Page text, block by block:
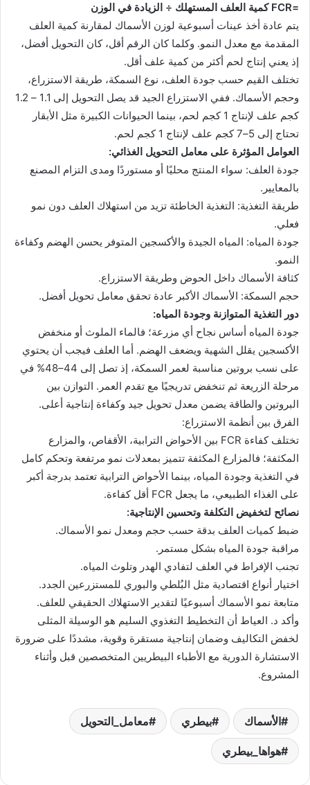
=FCR كمية العلف المستهلك ÷ الزيادة في الوزن
يتم عادة أخذ عينات أسبوعية لوزن الأسماك لمقارنة كمية العلف
المقدمة مع معدل النمو. وكلما كان الرقم أقل، كان التحويل أفضل،
إذ يعني إنتاج لحم أكثر من كمية علف أقل.
تختلف القيم حسب جودة العلف، نوع السمكة، طريقة الاستزراع،
وحجم الأسماك. ففي الاستزراع الجيد قد يصل التحويل إلى 1.1 – 1.2
كجم علف لإنتاج 1 كجم لحم، بينما الحيوانات الكبيرة مثل الأبقار
تحتاج إلى 5–7 كجم علف لإنتاج 1 كجم لحم.
العوامل المؤثرة على معامل التحويل الغذائي:
جودة العلف: سواء المنتج محليًا أو مستوردًا ومدى التزام المصنع
بالمعايير.
طريقة التغذية: التغذية الخاطئة تزيد من استهلاك العلف دون نمو
فعلي.
جودة المياه: المياه الجيدة والأكسجين المتوفر يحسن الهضم وكفاءة
النمو.
كثافة الأسماك داخل الحوض وطريقة الاستزراع.
حجم السمكة: الأسماك الأكبر عادة تحقق معامل تحويل أفضل.
دور التغذية المتوازنة وجودة المياه:
جودة المياه أساس نجاح أي مزرعة؛ فالماء الملوث أو منخفض
الأكسجين يقلل الشهية ويضعف الهضم. أما العلف فيجب أن يحتوي
على نسب بروتين مناسبة لعمر السمكة، إذ تصل إلى 44–48% في
مرحلة الزريعة ثم تنخفض تدريجيًا مع تقدم العمر. التوازن بين
البروتين والطاقة يضمن معدل تحويل جيد وكفاءة إنتاجية أعلى.
الفرق بين أنظمة الاستزراع:
تختلف كفاءة FCR بين الأحواض الترابية، الأقفاص، والمزارع
المكثفة؛ فالمزارع المكثفة تتميز بمعدلات نمو مرتفعة وتحكم كامل
في التغذية وجودة المياه، بينما الأحواض الترابية تعتمد بدرجة أكبر
على الغذاء الطبيعي، ما يجعل FCR أقل كفاءة.
نصائح لتخفيض التكلفة وتحسين الإنتاجية:
ضبط كميات العلف بدقة حسب حجم ومعدل نمو الأسماك.
مراقبة جودة المياه بشكل مستمر.
تجنب الإفراط في العلف لتفادي الهدر وتلوث المياه.
اختيار أنواع اقتصادية مثل البُلطي والبوري للمستزرعين الجدد.
متابعة نمو الأسماك أسبوعيًا لتقدير الاستهلاك الحقيقي للعلف.
وأكد د. العياط أن التخطيط التغذوي السليم هو الوسيلة المثلى
لخفض التكاليف وضمان إنتاجية مستقرة وقوية، مشددًا على ضرورة
الاستشارة الدورية مع الأطباء البيطريين المتخصصين قبل وأثناء
المشروع.
الأسماك بيطري معامل_التحويل
هواها_بيطري